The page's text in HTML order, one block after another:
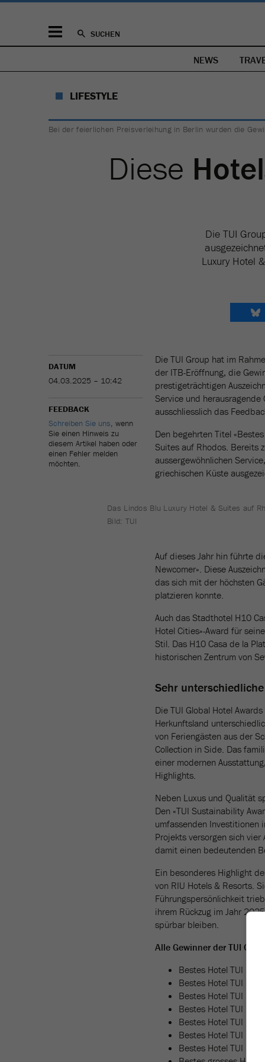
SUCHEN
NEWS
LIFESTYLE
Bei der feierlichen Preisverleihung in Berlin wurden die
Diese
Die TUI
Luxury Hotel
DATUM
04.03.2025 – 10:42
FEEDBACK
Schreiben Sie uns, wenn
Sie einen Hinweis zu
diesem Artikel haben oder
einen Fehler melden
möchten.
Die TUI Group hat im
der ITB-Eröffnung, die
prestigeträchtigen
Service und
ausschliesslich das
Den begehrten Titel
Suites auf Rhodos. Bereits
aussergewöhnlichen
griechischen Küste
Das Lindos Blu Luxury Hotel & Suites auf
Bild: TUI
Auf dieses Jahr hin führte
Newcomer». Diese
das sich mit der höchsten
platzieren konnte.
Auch das Stadthotel H10
Hotel Cities»-Award für
Stil. Das H10 Casa de la
historischen Zentrum von
Sehr
Die TUI Global Hotel
Herkunftsland
von Feriengästen aus der
Collection in Side. Das
einer modernen
Highlights.
Neben Luxus und Qualität
Den «TUI Sustainability
umfassenden Investitionen
Projekts versorgen sich
damit einen bedeutenden
Ein besonderes Highlight
von RIU Hotels & Resorts.
Führungspersönlichkeit
ihrem Rückzug im Jahr
spürbar bleiben.
Alle Gewinner der TUI
Bestes Hotel TUI
Bestes Hotel TUI UK
Bestes Hotel TUI
Bestes Hotel TUI
Bestes Hotel TUI
Bestes Hotel TUI D/A/
Bestes Hotel TUI